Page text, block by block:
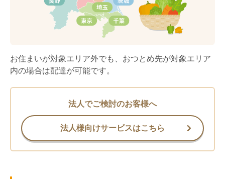
お住まいが対象エリア外でも、おつとめ先が対象エリア
内の場合は配達が可能です。
法人でご検討のお客様へ
法人様向けサービスはこちら